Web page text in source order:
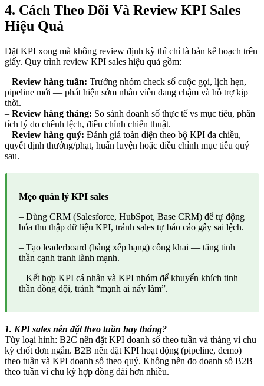
4. Cách Theo Dõi Và Review KPI Sales
Hiệu Quả
Đặt KPI xong mà không review định kỳ thì chỉ là bản kế hoạch trên
giấy. Quy trình review KPI sales hiệu quả gồm:
– Review hàng tuần: Trưởng nhóm check số cuộc gọi, lịch hẹn,
pipeline mới — phát hiện sớm nhân viên đang chậm và hỗ trợ kịp
thời.
– Review hàng tháng: So sánh doanh số thực tế vs mục tiêu, phân
tích lý do chênh lệch, điều chỉnh chiến thuật.
– Review hàng quý: Đánh giá toàn diện theo bộ KPI đa chiều,
quyết định thưởng/phạt, huấn luyện hoặc điều chỉnh mục tiêu quý
sau.
Mẹo quản lý KPI sales
– Dùng CRM (Salesforce, HubSpot, Base CRM) để tự động
hóa thu thập dữ liệu KPI, tránh sales tự báo cáo gây sai lệch.
– Tạo leaderboard (bảng xếp hạng) công khai — tăng tinh
thần cạnh tranh lành mạnh.
– Kết hợp KPI cá nhân và KPI nhóm để khuyến khích tinh
thần đồng đội, tránh “mạnh ai nấy làm”.
1. KPI sales nên đặt theo tuần hay tháng?
Tùy loại hình: B2C nên đặt KPI doanh số theo tuần và tháng vì chu
kỳ chốt đơn ngắn. B2B nên đặt KPI hoạt động (pipeline, demo)
theo tuần và KPI doanh số theo quý. Không nên đo doanh số B2B
theo tuần vì chu kỳ hợp đồng dài hơn nhiều.